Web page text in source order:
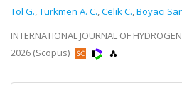
Tol G.,Turkmen A. C.,Celik C.,Boyacı
INTERNATIONAL JOURNAL OF
2026 (Scopus)